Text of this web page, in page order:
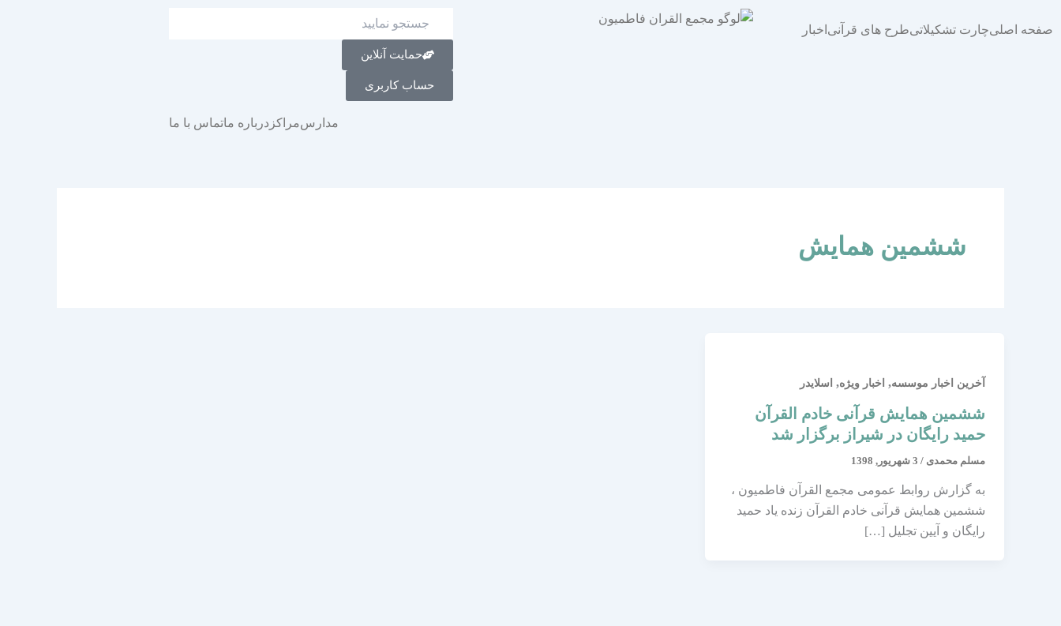
بهصفحه اصلیچارت تشکیلاتیطرح های قرآنی اخبار
حمایت آنلاین
حساب کاربری
مدارسمراکز درباره ماتماس با ما
ششمین همایش
آخرین اخبار موسسه, اخبار ویژه, اسلایدر
ششمین همایش قرآنی خادم القرآن
حمید رایگان در شیراز برگزار شد
مسلم محمدی / 3 شهریور, 1398
به گزارش روابط عمومی مجمع القرآن فاطمیون ،
ششمین همایش قرآنی خادم القرآن زنده یاد حمید
رایگان و آیین تجلیل […]